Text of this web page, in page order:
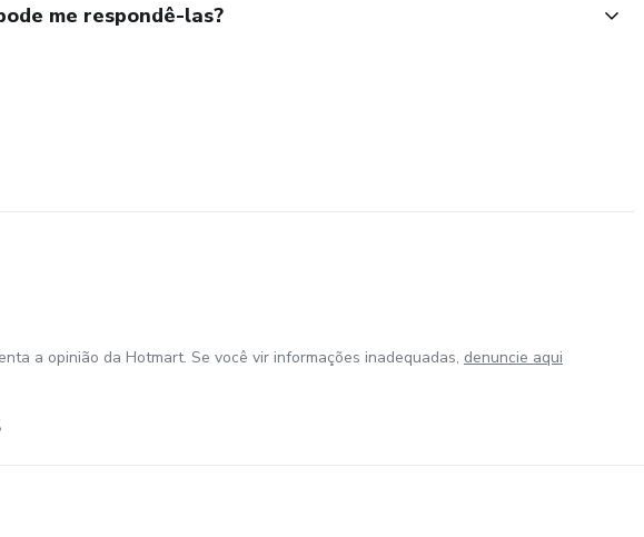
me respondê-las?
a opinião da Hotmart. Se você vir informações inadequadas, denuncie aqui